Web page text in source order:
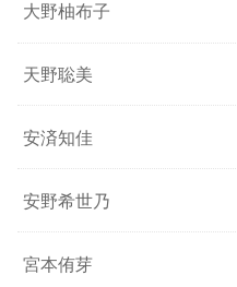
大野柚布子
天野聡美
安済知佳
安野希世乃
宮本侑芽